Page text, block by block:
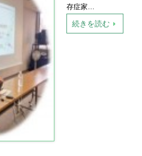
存症家…
続きを読む